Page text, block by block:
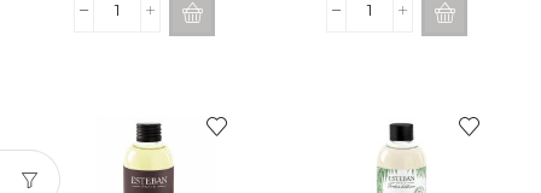
Recarga
Mikado
500ml
cantidad
Recarga
Mikado
250ml
cantidad